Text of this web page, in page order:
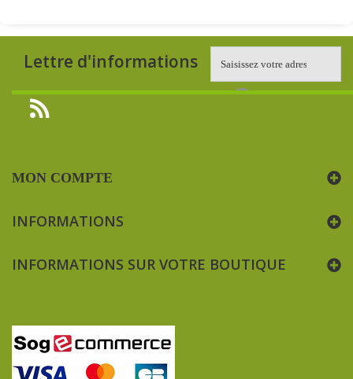
Lettre d'informations
MON COMPTE
INFORMATIONS
INFORMATIONS SUR VOTRE BOUTIQUE